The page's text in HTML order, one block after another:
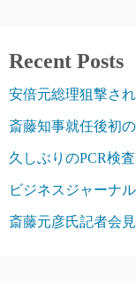
Recent Posts
安倍元総理狙撃さ
斎藤知事就任後初
久しぶりのPCR検
ビジネスジャーナ
斎藤元彦氏記者会見